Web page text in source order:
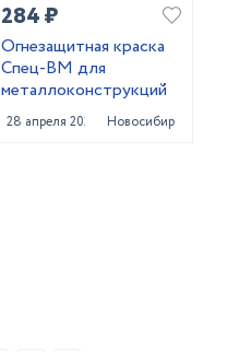
284 ₽
Огнезащитная краска
Спец-ВМ для
металлоконструкций
28 апреля 2025 Новосибирск